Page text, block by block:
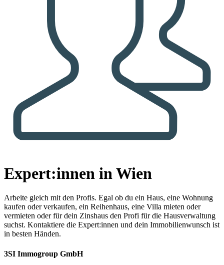
Expert:innen in Wien
Arbeite gleich mit den Profis. Egal ob du ein Haus, eine Wohnung
kaufen oder verkaufen, ein Reihenhaus, eine Villa mieten oder
vermieten oder für dein Zinshaus den Profi für die Hausverwaltung
suchst. Kontaktiere die Expert:innen und dein Immobilienwunsch ist
in besten Händen.
3SI Immogroup GmbH